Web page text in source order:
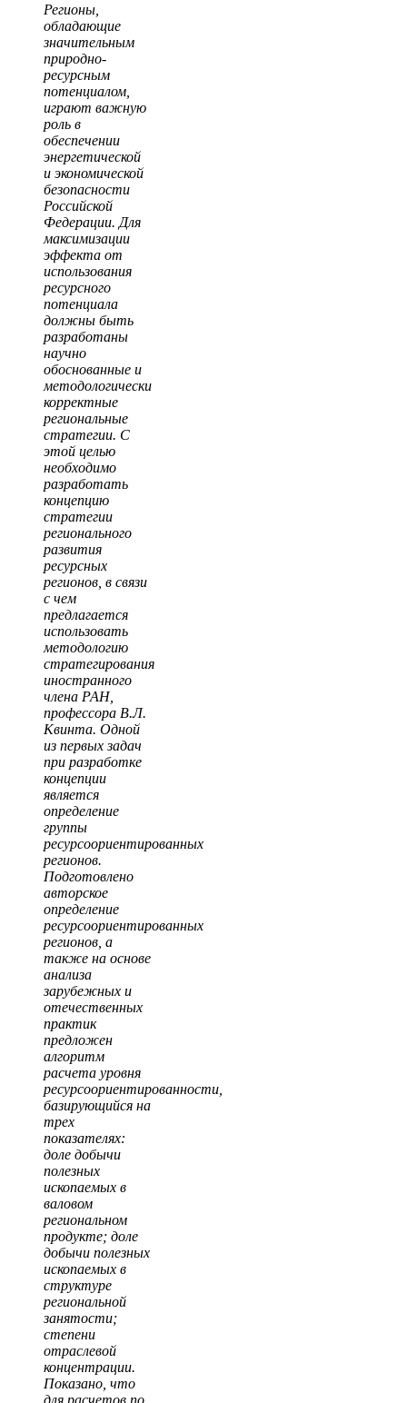
Регионы,
обладающие
значительным
природно-
ресурсным
потенциалом,
играют важную
роль в
обеспечении
энергетической
и экономической
безопасности
Российской
Федерации. Для
максимизации
эффекта от
использования
ресурсного
потенциала
должны быть
разработаны
научно
обоснованные и
методологически
корректные
региональные
стратегии. С
этой целью
необходимо
разработать
концепцию
стратегии
регионального
развития
ресурсных
регионов, в связи
с чем
предлагается
использовать
методологию
стратегирования
иностранного
члена РАН,
профессора В.Л.
Квинта. Одной
из первых задач
при разработке
концепции
является
определение
группы
ресурсоориентированных
регионов.
Подготовлено
авторское
определение
ресурсоориентированных
регионов, а
также на основе
анализа
зарубежных и
отечественных
практик
предложен
алгоритм
расчета уровня
ресурсоориентированности,
базирующийся на
трех
показателях:
доле добычи
полезных
ископаемых в
валовом
региональном
продукте; доле
добычи полезных
ископаемых в
структуре
региональной
занятости;
степени
отраслевой
концентрации.
Показано, что
для расчетов по